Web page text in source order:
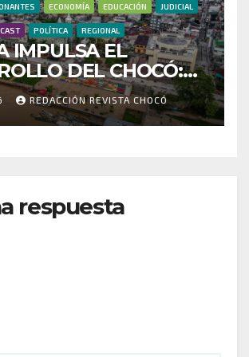
ECONOMÍA EDUCACIÓN JUDICIAL
POLÍTICA REGIONAL
IMPULSA EL
DEL CHOCÓ:
35 MIL PASAJEROS
Y NUEVAS
LA
REDACCIÓN REVISTA CHOCÓ
respuesta